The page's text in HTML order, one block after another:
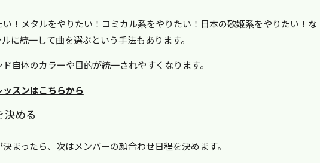
！メタルをやりたい！コミカル系をやりたい！日本の歌姫系をやりたい！な
に統一して曲を選ぶという手法もあります。
自体のカラーや目的が統一されやすくなります。
スンはこちらから
める
まったら、次はメンバーの顔合わせ日程を決めます。